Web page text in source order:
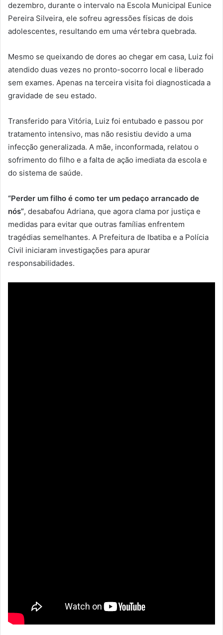
dezembro, durante o intervalo na Escola Municipal Eunice
Pereira Silveira, ele sofreu agressões físicas de dois
adolescentes, resultando em uma vértebra quebrada.
Mesmo se queixando de dores ao chegar em casa, Luiz foi
atendido duas vezes no pronto-socorro local e liberado
sem exames. Apenas na terceira visita foi diagnosticada a
gravidade de seu estado.
Transferido para Vitória, Luiz foi entubado e passou por
tratamento intensivo, mas não resistiu devido a uma
infecção generalizada. A mãe, inconformada, relatou o
sofrimento do filho e a falta de ação imediata da escola e
do sistema de saúde.
“Perder um filho é como ter um pedaço arrancado de
nós”, desabafou Adriana, que agora clama por justiça e
medidas para evitar que outras famílias enfrentem
tragédias semelhantes. A Prefeitura de Ibatiba e a Polícia
Civil iniciaram investigações para apurar
responsabilidades.